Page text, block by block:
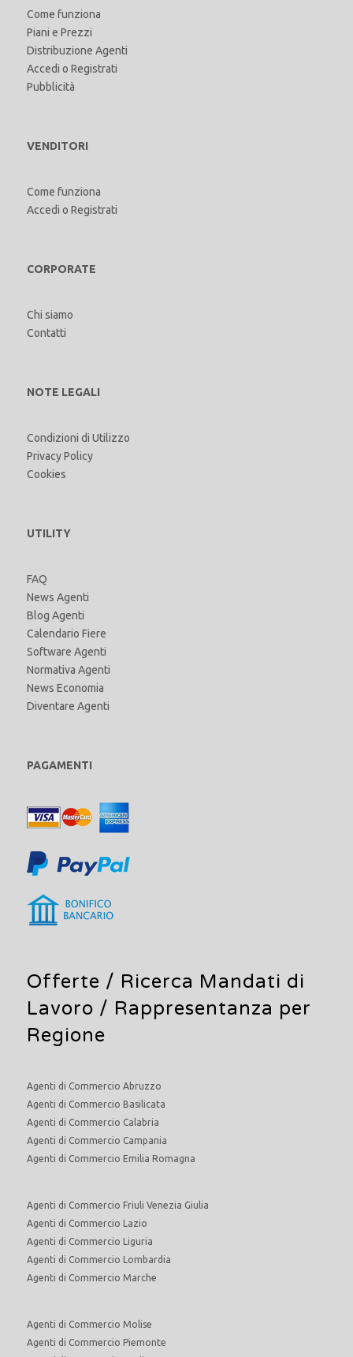
Come funziona
Piani e Prezzi
Distribuzione Agenti
Accedi o Registrati
Pubblicità
VENDITORI
Come funziona
Accedi o Registrati
CORPORATE
Chi siamo
Contatti
NOTE LEGALI
Condizioni di Utilizzo
Privacy Policy
Cookies
UTILITY
FAQ
News Agenti
Blog Agenti
Calendario Fiere
Software Agenti
Normativa Agenti
News Economia
Diventare Agenti
PAGAMENTI
Offerte / Ricerca Mandati di
Lavoro / Rappresentanza per
Regione
Agenti di Commercio Abruzzo
Agenti di Commercio Basilicata
Agenti di Commercio Calabria
Agenti di Commercio Campania
Agenti di Commercio Emilia Romagna
Agenti di Commercio Friuli Venezia Giulia
Agenti di Commercio Lazio
Agenti di Commercio Liguria
Agenti di Commercio Lombardia
Agenti di Commercio Marche
Agenti di Commercio Molise
Agenti di Commercio Piemonte